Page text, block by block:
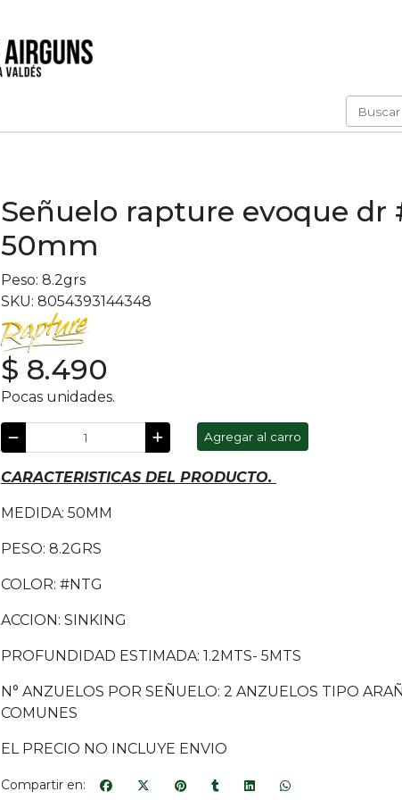
Señuelo rapture evoque dr
50mm
Peso: 8.2grs
SKU: 8054393144348
$ 8.490
Pocas unidades.
Agregar al carro
CARACTERISTICAS DEL PRODUCTO.
MEDIDA: 50MM
PESO: 8.2GRS
COLOR: #NTG
ACCION: SINKING
PROFUNDIDAD ESTIMADA: 1.2MTS- 5MTS
N° ANZUELOS POR SEÑUELO: 2 ANZUELOS TIPO
COMUNES
EL PRECIO NO INCLUYE ENVIO
Compartir en: